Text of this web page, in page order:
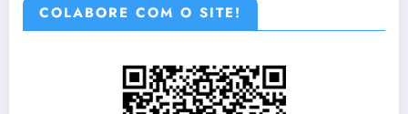
COLABORE COM O SITE!